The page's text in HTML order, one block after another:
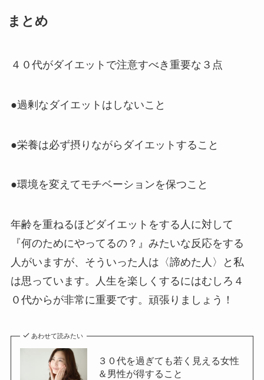
まとめ
４０代がダイエットで注意すべき重要な３点
●過剰なダイエットはしないこと
●栄養は必ず摂りながらダイエットすること
●環境を変えてモチベーションを保つこと
年齢を重ねるほどダイエットをする人に対して
『何のためにやってるの？』みたいな反応をする
人がいますが、そういった人は〈諦めた人〉と私
は思っています。人生を楽しくするにはむしろ４
０代からが非常に重要です。頑張りましょう！
あわせて読みたい
３０代を過ぎても若く見える女性
＆男性が得すること